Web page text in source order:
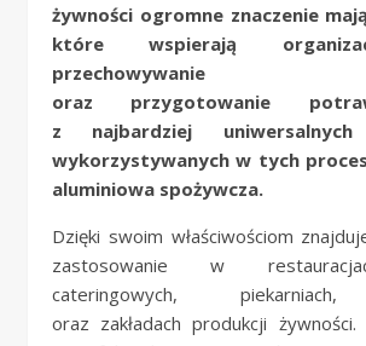
żywności ogromne znaczenie
które wspierają
przechowywanie
oraz przygotowanie
z najbardziej uniwersalnych
wykorzystywanych w tych
aluminiowa spożywcza.
Dzięki swoim właściwościom
zastosowanie w
cateringowych, piekarniach,
oraz zakładach produkcji